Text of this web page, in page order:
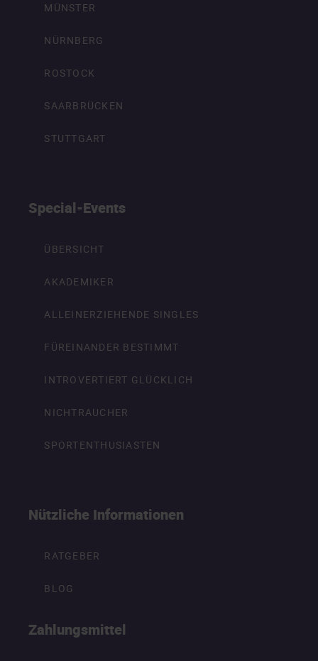
MÜNSTER
NÜRNBERG
ROSTOCK
SAARBRÜCKEN
STUTTGART
Special-Events
ÜBERSICHT
AKADEMIKER
ALLEINERZIEHENDE SINGLES
FÜREINANDER BESTIMMT
INTROVERTIERT GLÜCKLICH
NICHTRAUCHER
SPORTENTHUSIASTEN
Nützliche Informationen
RATGEBER
BLOG
Zahlungsmittel